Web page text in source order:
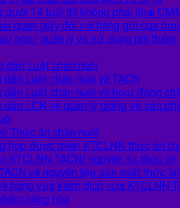
dưới 14 tuổi thì không phải khai
quan giấy đối với hàng gửi qua
nộp/ quản lý và sử dụng phí thẩm
dẫn Luật chăn nuôi
Luật chăn nuôi về TACN
Luật chăn nuôi về hoạt động
LCN về quản lý giống và sản
Thức ăn chăn nuôi
hợp được miễn KTCLNN thức ăn
KTCLNN TACN/ nguyên sx thức
và nguyên liệu sản xuất thức
hàng vừa kiểm dịch vừa KTCLNN
hàng hóa